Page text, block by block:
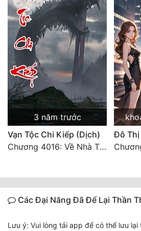
Sát Phạt Quyết Đoán
Điềm Đạm
3 năm trước
Vạn Tộc Chi Kiếp (Dịch)
Chương 4016: Về Nhà Thôi... (Đại Kết Cục)
Đô Thị
Các Đại Năng Đã Để Lại Thần
Lưu ý: Vui lòng tải app để có thể lưu